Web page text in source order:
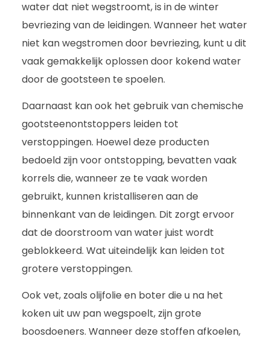
water dat niet wegstroomt, is in de winter
bevriezing van de leidingen. Wanneer het water
niet kan wegstromen door bevriezing, kunt u dit
vaak gemakkelijk oplossen door kokend water
door de gootsteen te spoelen.
Daarnaast kan ook het gebruik van chemische
gootsteenontstoppers leiden tot
verstoppingen. Hoewel deze producten
bedoeld zijn voor ontstopping, bevatten vaak
korrels die, wanneer ze te vaak worden
gebruikt, kunnen kristalliseren aan de
binnenkant van de leidingen. Dit zorgt ervoor
dat de doorstroom van water juist wordt
geblokkeerd. Wat uiteindelijk kan leiden tot
grotere verstoppingen.
Ook vet, zoals olijfolie en boter die u na het
koken uit uw pan wegspoelt, zijn grote
boosdoeners. Wanneer deze stoffen afkoelen,